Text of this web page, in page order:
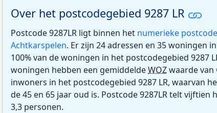
Over het postcodegebied 9287 LR
Postcode 9287LR ligt binnen het numerieke
Achtkarspelen. Er zijn 24 adressen en 35 woningen
100% van de woningen in het postcodegebied 9287
woningen hebben een gemiddeldeWOZwaarde van
inwoners in het postcodegebied 9287 LR, waarvan
de 45 en 65 jaar oud is. Postcode 9287LR telt vijftien
3,3 personen.